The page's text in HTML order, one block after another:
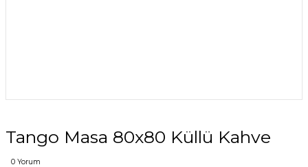
Tango Masa 80x80 Küllü Kahve
0 Yorum